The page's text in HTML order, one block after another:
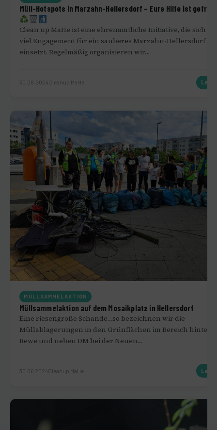
Müll-Hotspots in Marzahn-Hellersdorf – Eure Hilfe ist
Clean up MaHe ist eine ehrenamtliche Initiative, die sich
viel Engagement für ein sauberes Marzahn-Hellersdorf
einsetzt. Regelmäßig organisieren wir…
30.08.2024Cleanup MaHe
MÜLLSAMMELAKTION
Müllsammelaktion auf dem Mosaikplatz in Hellersdorf
Eine riesengroße Schande…so bezeichnen wir die
Müllablagerungen in den Grünflächen im Bereich hinter
Rewe und neben DM bei der Neuen…
30.06.2024Cleanup MaHe